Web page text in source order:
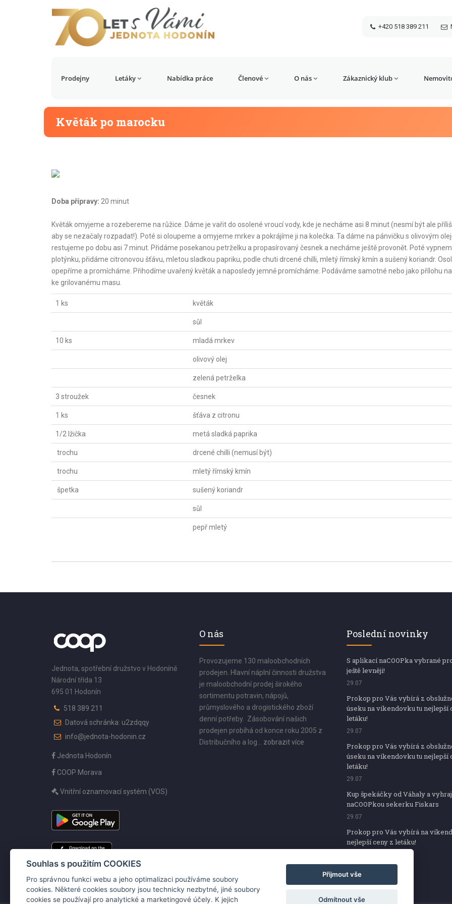
+420 518 389 211
Prodejny Letáky Nabídka práce Členové O nás Zákaznický klub
Květák po marocku
Doba přípravy: 20 minut
Květák omyjeme a rozebereme na růžice. Dáme je vařit do osolené vroucí vody, kde je necháme asi 8 minut (nesmí být ale
aby se nezačaly rozpadat!). Poté si oloupeme a omyjeme mrkev a pokrájíme ji na kolečka. Ta dáme na pánvičku s olivovým
restujeme po dobu asi 7 minut. Přidáme posekanou petrželku a propasírovaný česnek a necháme ještě provonět. Poté
plotýnku, přidáme citronovou šťávu, mletou sladkou papriku, podle chuti drcené chilli, mletý římský kmín a sušený koriandr.
opepříme a promícháme. Přihodíme uvařený květák a naposledy jemně promícháme. Podáváme samotné nebo jako přílohu
ke grilovanému masu.
1 ks květák
sůl
10 ks mladá mrkev
olivový olej
zelená petrželka
3 stroužek česnek
1 ks šťáva z citronu
1/2 lžička metá sladká paprika
trochu drcené chilli (nemusí být)
trochu mletý římský kmín
špetka sušený koriandr
sůl
pepř mletý
Jednota, spotřební družstvo v Hodoníně
Národní třída 13
695 01 Hodonín
518 389 211
Datová schránka: u2zdqqy
info@jednota-hodonin.cz
Jednota Hodonín
COOP Morava
Vnitřní oznamovací systém (VOS)
O nás
Provozujeme 130 maloobchodních
prodejen. Hlavní náplní činnosti družstva
je maloobchodní prodej širokého
sortimentu potravin, nápojů,
průmyslového a drogistického zboží
denní potřeby. Zásobování našich
prodejen probíhá od konce roku 2005 z
Distribučního a log... zobrazit více
Poslední novinky
S aplikací naCOOPka vybrané
ještě levněji!
29.07
Prokop pro Vás vybírá z
úseku na víkendovku tu nejlepší
letáku!
29.07
Prokop pro Vás vybírá z
úseku na víkendovku tu nejlepší
letáku!
29.07
Kup špekáčky od Váhaly a
naCOOPkou sekerku Fiskars
29.07
Prokop pro Vás vybírá na
nejlepší ceny z letáku!
Souhlas s použitím COOKIES
Pro správnou funkci webu a jeho optimalizaci používáme soubory
cookies. Některé cookies soubory jsou technicky nezbytné, jiné soubory
cookies se používají pro analytické a marketingové účely. K jejich
Přijmout vše
Odmítnout vše